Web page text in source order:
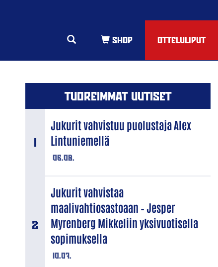
OTTELULIPUT
TUOREIMMAT UUTISET
06.08.
Jukurit vahvistuu puolustaja Alex
Lintuniemellä
10.07.
Jukurit vahvistaa
maalivahtiosastoaan – Jesper
Myrenberg Mikkeliin yksivuotisella
sopimuksella